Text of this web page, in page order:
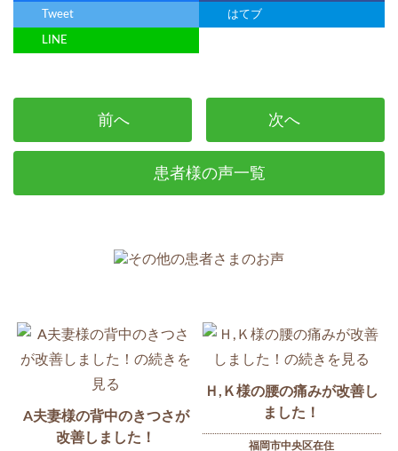
Tweet はてブ
LINE
前へ
患者様の声一覧
次へ
A夫妻様の背中のきつさが
改善しました！
Ｈ,Ｋ様の腰の痛みが改善し
ました！
福岡市中央区在住